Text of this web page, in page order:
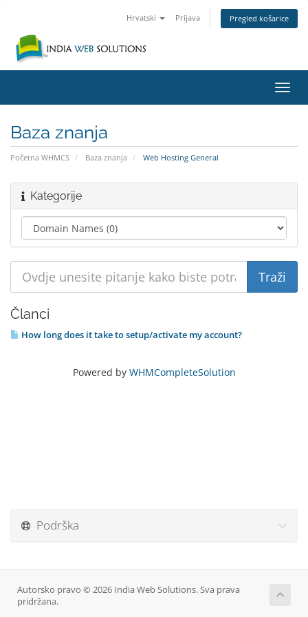
Hrvatski Prijava Pregled košarice
Baza znanja
Početna WHMCS Baza znanja Web Hosting General
Kategorije
Članci
How long does it take to setup/activate my account?
Powered by WHMCompleteSolution
Podrška
Autorsko pravo © 2026 India Web Solutions. Sva prava
pridržana.